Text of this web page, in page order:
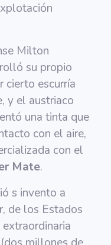
Milton
su propio
cierto escurría
y el austriaco
una tinta que
con el aire,
con el
Mate.
s invento a
de los Estados